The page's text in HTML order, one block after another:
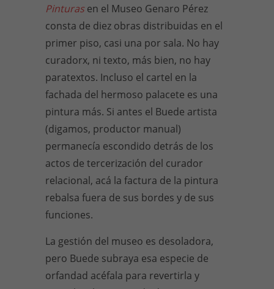
Pinturas en el Museo Genaro Pérez
consta de diez obras distribuidas en el
primer piso, casi una por sala. No hay
curadorx, ni texto, más bien, no hay
paratextos. Incluso el cartel en la
fachada del hermoso palacete es una
pintura más. Si antes el Buede artista
(digamos, productor manual)
permanecía escondido detrás de los
actos de tercerización del curador
relacional, acá la factura de la pintura
rebalsa fuera de sus bordes y de sus
funciones.
La gestión del museo es desoladora,
pero Buede subraya esa especie de
orfandad acéfala para revertirla y